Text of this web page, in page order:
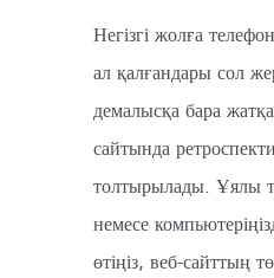
Негізгі жолға
ал қалғандары сол
демалысқа бара
сайтында
толтырылады. Ұялы
немесе
өтіңіз, веб-сайттың